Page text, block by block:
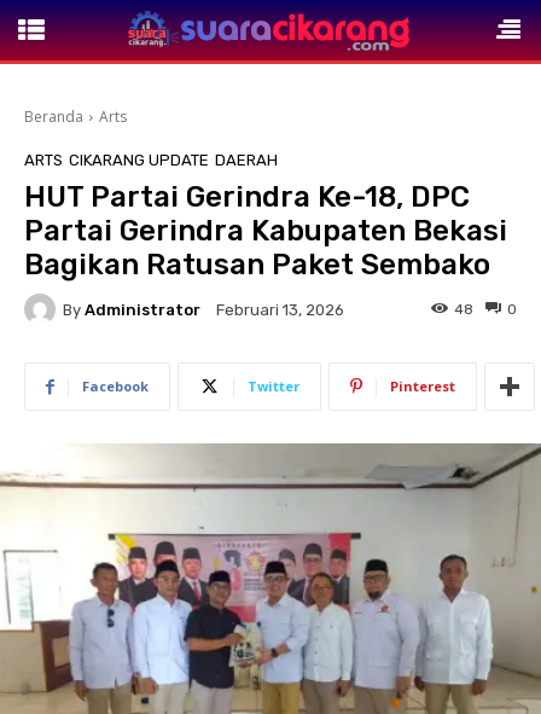
Beranda Arts
ARTS CIKARANG UPDATE DAERAH
HUT Partai Gerindra Ke-18, DPC
Partai Gerindra Kabupaten Bekasi
Bagikan Ratusan Paket Sembako
By Administrator Februari 13, 2026 0
48
Facebook Twitter Pinterest